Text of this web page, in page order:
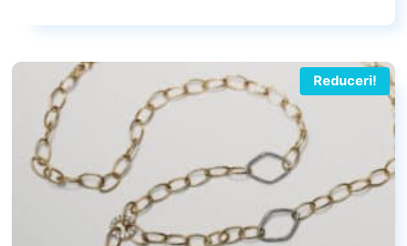
a
3.860,00 lei.
este:
Reduceri!